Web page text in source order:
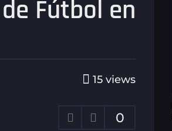
Fútbol en
15 views
0